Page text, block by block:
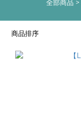
全部商品 >
商品排序